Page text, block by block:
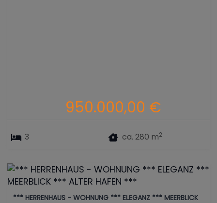
3 ca. 280 m2
950.000,00 €
*** HERRENHAUS - WOHNUNG *** ELEGANZ *** MEERBLICK